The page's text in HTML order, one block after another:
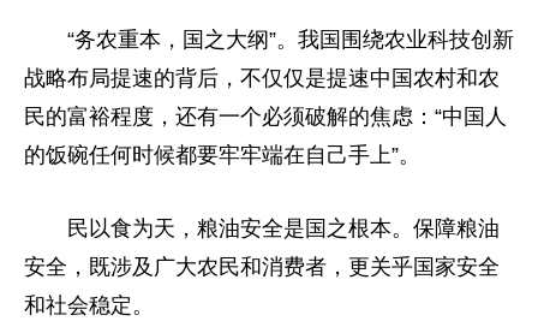
“务农重本，国之大纲”。我国围绕农业科技创新
战略布局提速的背后，不仅仅是提速中国农村和农
民的富裕程度，还有一个必须破解的焦虑：“中国人
的饭碗任何时候都要牢牢端在自己手上”。
民以食为天，粮油安全是国之根本。保障粮油
安全，既涉及广大农民和消费者，更关乎国家安全
和社会稳定。